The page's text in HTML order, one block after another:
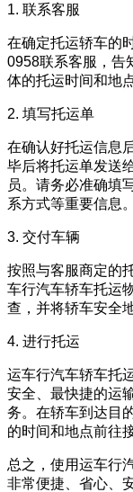
1. 联系客服
在确定托运轿车的
0958联系客服，告
体的托运时间和地点
2. 填写托运单
在确认好托运信息
毕后将托运单发送
员。请务必准确填
系方式等重要信息。
3. 交付车辆
按照与客服商定的
车行汽车轿车托运
查，并将轿车安全
4. 进行托运
运车行汽车轿车托
安全、最快捷的运
务。在轿车到达目
的时间和地点前往
总之，使用运车行
非常便捷、省心、